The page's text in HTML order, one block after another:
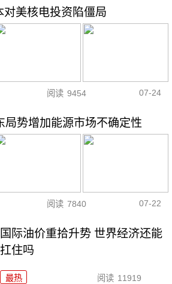
对美核电投资陷僵局
阅读 9454 07-24
局势增加能源市场不确定性
阅读 7840 07-22
国际油价重拾升势 世界经济还能
扛住吗
最热 阅读 11919